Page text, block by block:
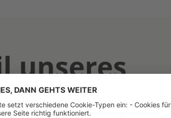
unseres